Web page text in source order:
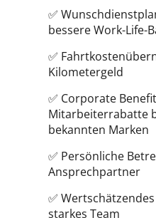
✅
bessere Work-Life-
✅
Kilometergeld
✅ Corporate
Mitarbeiterrabatte
bekannten Marken
✅ Persönliche
Ansprechpartner
✅
starkes Team